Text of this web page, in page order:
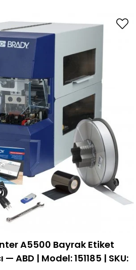
A5500 Bayrak Etiket
— ABD | Model: 151185 | SKU: